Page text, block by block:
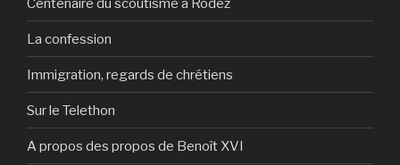
Centenaire du scoutisme à Rodez
La confession
Immigration, regards de chrétiens
Sur le Telethon
A propos des propos de Benoît XVI